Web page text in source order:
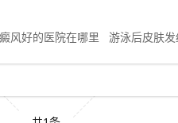
风好的医院在哪里 游泳后皮肤